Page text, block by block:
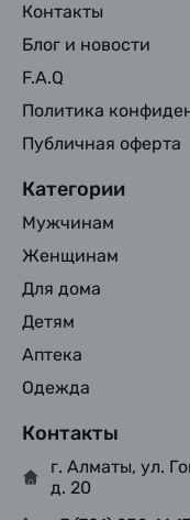
Контакты
Блог и новости
F.A.Q
Политика
Публичная оферта
Категории
Мужчинам
Женщинам
Для дома
Детям
Аптека
Одежда
Контакты
г. Алматы, ул.
д. 20